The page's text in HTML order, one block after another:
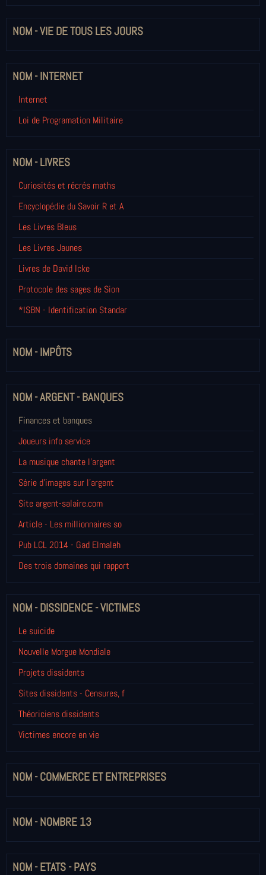
NOM - VIE DE TOUS LES JOURS
NOM - INTERNET
Internet
Loi de Programation Militaire
NOM - LIVRES
Curiosités et récrés maths
Encyclopédie du Savoir R et A
Les Livres Bleus
Les Livres Jaunes
Livres de David Icke
Protocole des sages de Sion
*ISBN - Identification Standar
NOM - IMPÔTS
NOM - ARGENT - BANQUES
Finances et banques
Joueurs info service
La musique chante l'argent
Série d'images sur l'argent
Site argent-salaire.com
Article - Les millionnaires so
Pub LCL 2014 - Gad Elmaleh
Des trois domaines qui rapport
NOM - DISSIDENCE - VICTIMES
Le suicide
Nouvelle Morgue Mondiale
Projets dissidents
Sites dissidents - Censures, f
Théoriciens dissidents
Victimes encore en vie
NOM - COMMERCE ET ENTREPRISES
NOM - NOMBRE 13
NOM - ETATS - PAYS